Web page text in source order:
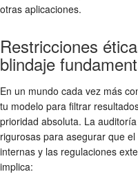
otras aplicaciones.
Restricciones
blindaje
En un mundo cada vez más
tu modelo para filtrar
prioridad absoluta. La
rigurosas para asegurar que
internas y las regulaciones
implica: